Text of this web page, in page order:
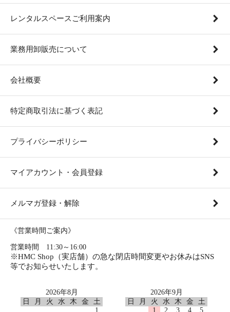
レンタルスペースご利用案内
業務用卸販売について
会社概要
特定商取引法に基づく表記
プライバシーポリシー
マイアカウント・会員登録
メルマガ登録・解除
《営業時間ご案内》
営業時間 11:30～16:00
※HMC Shop（実店舗）の急な閉店時間変更やお休みはSNS
等でお知らせいたします。
2026年8月
日
月 火 水 木 金
土
1
2026年9月
日
月 火 水 木 金
土
1
2 3 4 5